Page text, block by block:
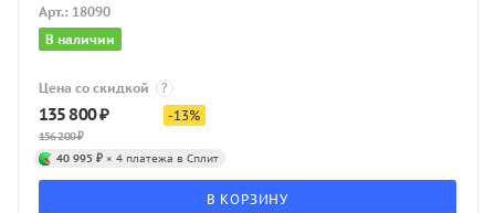
Арт.: 18090
В наличии
Цена со скидкой ?
135 800₽
156 200₽
-13%
40 995 ₽ × 4 платежа в Сплит
В КОРЗИНУ